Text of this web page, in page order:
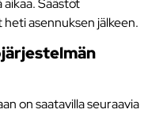
asennuksen jälkeen.
on saatavilla seuraavia